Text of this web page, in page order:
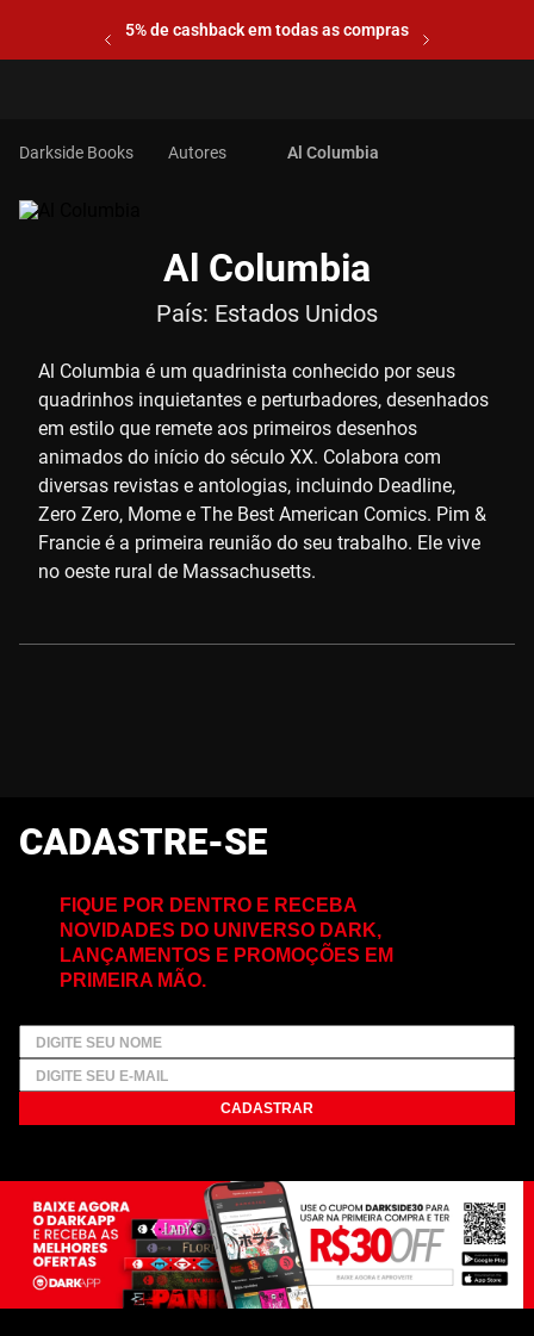
5% de cashback em todas as compras
Autores Al Columbia
Al Columbia
País: Estados Unidos
Al Columbia é um quadrinista conhecido por seus
quadrinhos inquietantes e perturbadores, desenhados
em estilo que remete aos primeiros desenhos
animados do início do século XX. Colabora com
diversas revistas e antologias, incluindo Deadline,
Zero Zero, Mome e The Best American Comics. Pim &
Francie é a primeira reunião do seu trabalho. Ele vive
no oeste rural de Massachusetts.
CADASTRE-SE
FIQUE POR DENTRO E RECEBA
NOVIDADES DO UNIVERSO DARK,
LANÇAMENTOS E PROMOÇÕES EM
PRIMEIRA MÃO.
CADASTRAR